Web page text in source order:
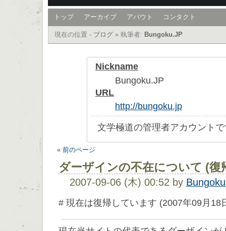
トップ アーカイブ アバウト コンタクト
現在の位置 - ブログ » 執筆者: Bungoku.JP
Nickname
Bungoku.JP
URL
http://bungoku.jp
文学極道の管理者アカウントで
« 前のページ
ダーザインの不在について (復
2007-09-06 (木) 00:52 by
# 現在は復帰しています (2007年09月18